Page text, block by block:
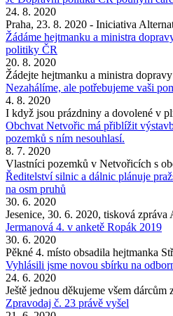
24. 8. 2020
Praha, 23. 8. 2020 - Iniciativa
Žádáme hejtmanku a ministra
politiky ČR
20. 8. 2020
Žádejte hejtmanku a ministra
Nezahálíme, ale potřebujeme vaši
4. 8. 2020
I když jsou prázdniny a dovolené v
Obchvat Netvořic má přiblížit
pozemků s ním nesouhlasí.
8. 7. 2020
Vlastníci pozemků v Netvořicích s
Ředitelství silnic a dálnic plánuje
na osm pruhů
30. 6. 2020
Jesenice, 30. 6. 2020, tisková
Jermanová 4. v anketě Ropák 2019
30. 6. 2020
Pěkné 4. místo obsadila hejtmanka
Vyhlásili jsme novou sbírku na
24. 6. 2020
Ještě jednou děkujeme všem
Zpravodaj č. 23 právě vyšel